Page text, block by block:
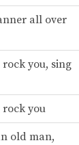
all over
you, sing
rock you
old man,